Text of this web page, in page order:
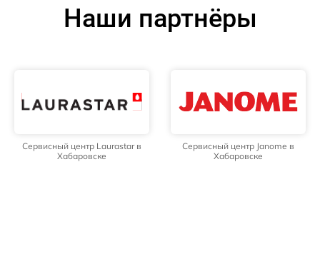
Наши партнёры
Сервисный центр Laurastar в
Хабаровске
Сервисный центр Janome в
Хабаровске